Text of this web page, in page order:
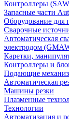
Контроллеры
Запасные части
Оборудование для
Сварочные
Автоматическая
электродом
Каретки,
Контроллеры и
Подающие
Автоматическая
Машины резки
Плазменные
Технологии
Автоматизация и